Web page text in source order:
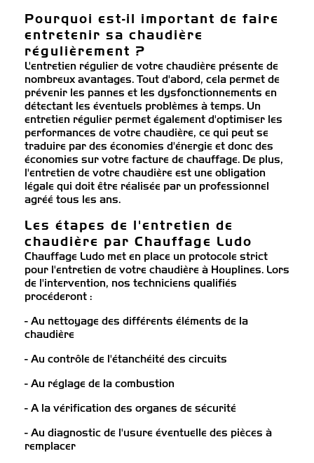
Pourquoi est-il important de faire
entretenir sa chaudière
régulièrement ?
L'entretien régulier de votre chaudière présente de
nombreux avantages. Tout d'abord, cela permet de
prévenir les pannes et les dysfonctionnements en
détectant les éventuels problèmes à temps. Un
entretien régulier permet également d'optimiser les
performances de votre chaudière, ce qui peut se
traduire par des économies d'énergie et donc des
économies sur votre facture de chauffage. De plus,
l'entretien de votre chaudière est une obligation
légale qui doit être réalisée par un professionnel
agréé tous les ans.
Les étapes de l'entretien de
chaudière par Chauffage Ludo
Chauffage Ludo met en place un protocole strict
pour l'entretien de votre chaudière à Houplines. Lors
de l'intervention, nos techniciens qualifiés
procéderont :
- Au nettoyage des différents éléments de la
chaudière
- Au contrôle de l'étanchéité des circuits
- Au réglage de la combustion
- A la vérification des organes de sécurité
- Au diagnostic de l'usure éventuelle des pièces à
remplacer